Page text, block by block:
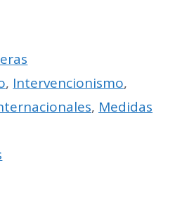
, Intervencionismo,
, Medidas